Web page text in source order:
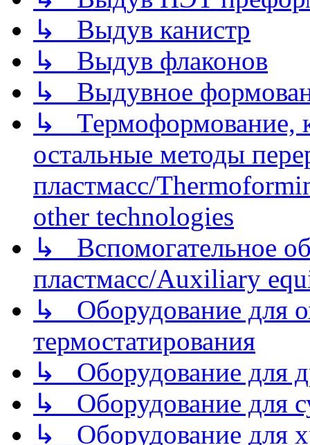
↳ Выдув канистр
↳ Выдув флаконов
↳ Выдувное
↳ Термоформование,
остальные методы
пластмасс/
other technologies
↳ Вспомогательное
пластмасс/Auxiliary
↳ Оборудование для
термостатирования
↳ Оборудование для
↳ Оборудование для
↳ Оборудование для